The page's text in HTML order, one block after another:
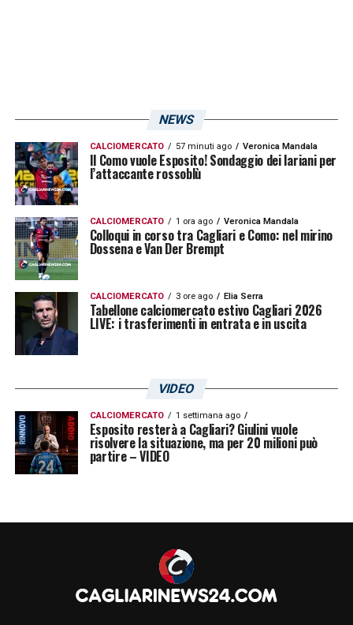
NEWS
CALCIOMERCATO 57 minuti ago Veronica Mandala
Il Como vuole Esposito! Sondaggio dei lariani per
l’attaccante rossoblù
CALCIOMERCATO 1 ora ago Veronica Mandala
Colloqui in corso tra Cagliari e Como: nel mirino
Dossena e Van Der Brempt
CALCIOMERCATO 3 ore ago Elia Serra
Tabellone calciomercato estivo Cagliari 2026
LIVE: i trasferimenti in entrata e in uscita
VIDEO
CALCIOMERCATO 1 settimana ago
Esposito resterà a Cagliari? Giulini vuole
risolvere la situazione, ma per 20 milioni può
partire – VIDEO